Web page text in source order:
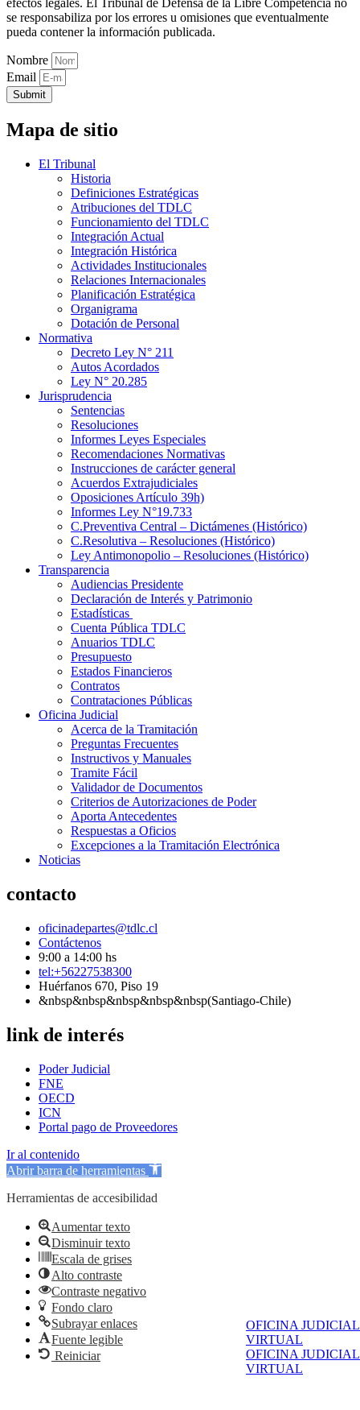
OFICINA JUDICIAL
VIRTUAL
OFICINA JUDICIAL
VIRTUAL
efectos legales. El Tribunal de Defensa de la Libre Competencia no
se responsabiliza por los errores u omisiones que eventualmente
pueda contener la información publicada.
Nombre
Email
Submit
Mapa de sitio
El Tribunal
Historia
Definiciones Estratégicas
Atribuciones del TDLC
Funcionamiento del TDLC
Integración Actual
Integración Histórica
Actividades Institucionales
Relaciones Internacionales
Planificación Estratégica
Organigrama
Dotación de Personal
Normativa
Decreto Ley N° 211
Autos Acordados
Ley N° 20.285
Jurisprudencia
Sentencias
Resoluciones
Informes Leyes Especiales
Recomendaciones Normativas
Instrucciones de carácter general
Acuerdos Extrajudiciales
Oposiciones Artículo 39h)
Informes Ley N°19.733
C.Preventiva Central – Dictámenes (Histórico)
C.Resolutiva – Resoluciones (Histórico)
Ley Antimonopolio – Resoluciones (Histórico)
Transparencia
Audiencias Presidente
Declaración de Interés y Patrimonio
Estadísticas
Cuenta Pública TDLC
Anuarios TDLC
Presupuesto
Estados Financieros
Contratos
Contrataciones Públicas
Oficina Judicial
Acerca de la Tramitación
Preguntas Frecuentes
Instructivos y Manuales
Tramite Fácil
Validador de Documentos
Criterios de Autorizaciones de Poder
Aporta Antecedentes
Respuestas a Oficios
Excepciones a la Tramitación Electrónica
Noticias
contacto
oficinadepartes@tdlc.cl
Contáctenos
9:00 a 14:00 hs
tel:+56227538300
Huérfanos 670, Piso 19
&nbsp&nbsp&nbsp&nbsp&nbsp(Santiago-Chile)
link de interés
Poder Judicial
FNE
OECD
ICN
Portal pago de Proveedores
Ir al contenido
Abrir barra de herramientas
Herramientas de accesibilidad
Aumentar texto
Disminuir texto
Escala de grises
Alto contraste
Contraste negativo
Fondo claro
Subrayar enlaces
Fuente legible
Reiniciar